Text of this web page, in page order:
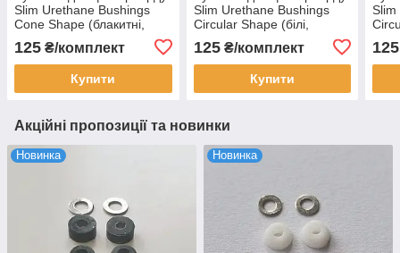
Slim Urethane Bushings
Cone Shape (блакитні,
125 ₴/комплект
Купити
Slim Urethane Bushings
Circular Shape (білі,
125₴/комплект
Купити
Slim
125
Акційні пропозиції та новинки
Новинка Новинка